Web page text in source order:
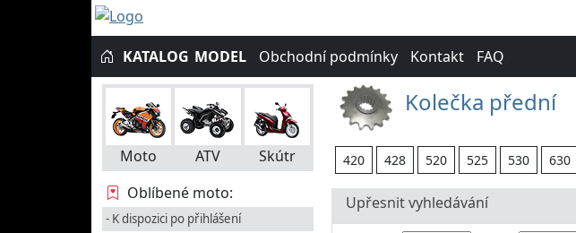
KATALOG MODEL Obchodní podmínky Kontakt FAQ
Moto ATV
Skútr
Oblíbené moto:
- K dispozici po přihlášení
Kolečka přední
420 428 520 525 530 630
Upřesnit vyhledávání